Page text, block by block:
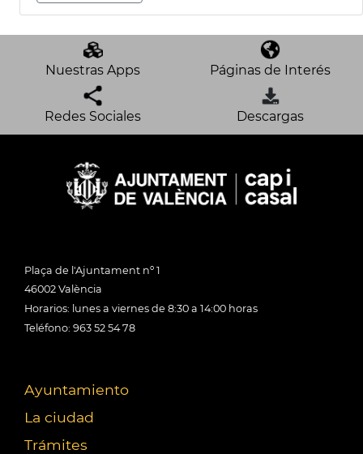
Nuestras Apps Páginas de Interés
Redes Sociales Descargas
Plaça de l'Ajuntament nº 1
46002 València
Horarios: lunes a viernes de 8:30 a 14:00 horas
Teléfono: 963 52 54 78
Ayuntamiento
La ciudad
Trámites